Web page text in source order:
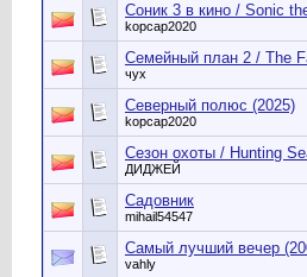
Соник 3 в кино / Sonic
kopcap2020
Семейный план 2 / The
чух
Северный полюс (2025)
kopcap2020
Сезон охоты / Hunting
ДИДЖЕЙ
Садовник
mihail54547
Самый лучший вечер
vahly